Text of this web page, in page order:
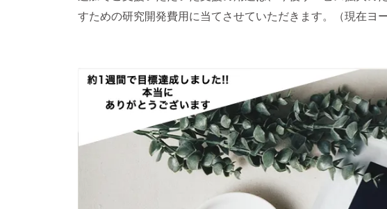
すための研究開発費用に当てさせていただきます。（現在ヨ